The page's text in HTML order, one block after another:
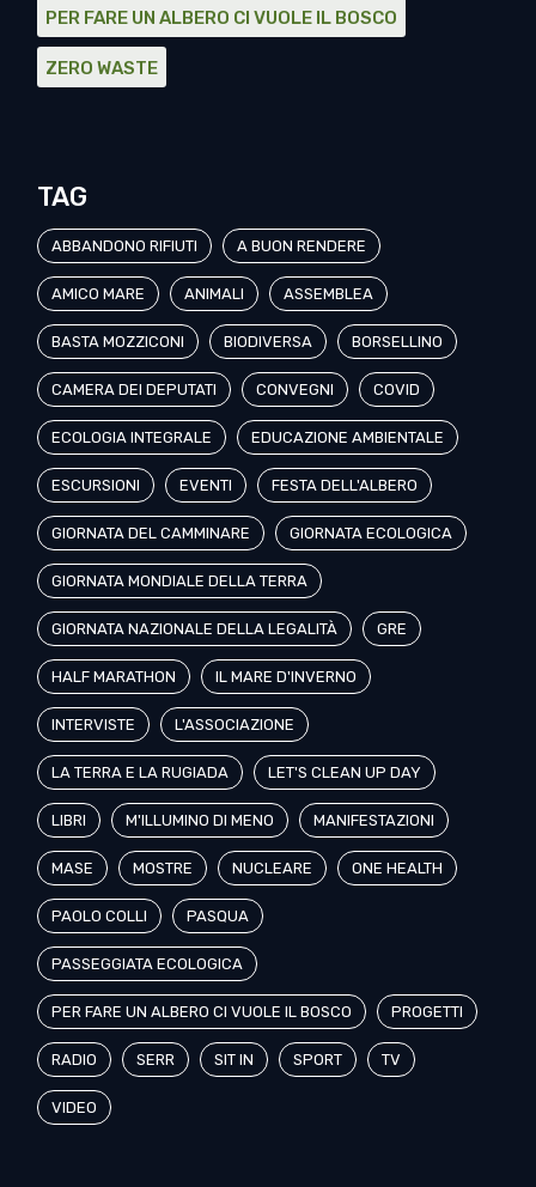
PER FARE UN ALBERO CI VUOLE IL BOSCO
ZERO WASTE
TAG
ABBANDONO RIFIUTI A BUON RENDERE
AMICO MARE ANIMALI ASSEMBLEA
BASTA MOZZICONI BIODIVERSA BORSELLINO
CAMERA DEI DEPUTATI CONVEGNI COVID
ECOLOGIA INTEGRALE EDUCAZIONE AMBIENTALE
ESCURSIONI EVENTI FESTA DELL'ALBERO
GIORNATA DEL CAMMINARE GIORNATA ECOLOGICA
GIORNATA MONDIALE DELLA TERRA
GIORNATA NAZIONALE DELLA LEGALITÀ GRE
HALF MARATHON IL MARE D'INVERNO
INTERVISTE L'ASSOCIAZIONE
LA TERRA E LA RUGIADA LET'S CLEAN UP DAY
LIBRI M'ILLUMINO DI MENO MANIFESTAZIONI
MASE MOSTRE NUCLEARE ONE HEALTH
PAOLO COLLI PASQUA
PASSEGGIATA ECOLOGICA
PER FARE UN ALBERO CI VUOLE IL BOSCO PROGETTI
RADIO SERR SIT IN SPORT TV
VIDEO